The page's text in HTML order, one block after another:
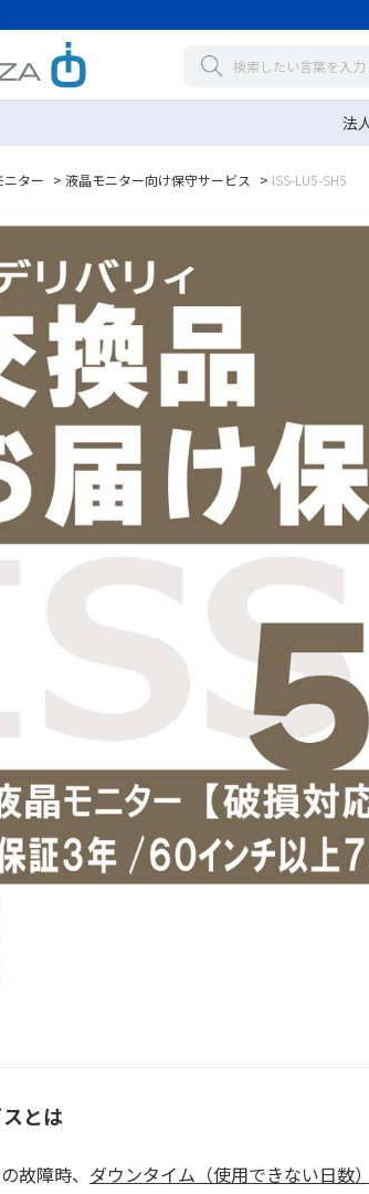
法
ニター > 液晶モニター向け保守サービス > ISS-LU5-SH5
とは
故障時、 ダウンタイム（使用できない日数